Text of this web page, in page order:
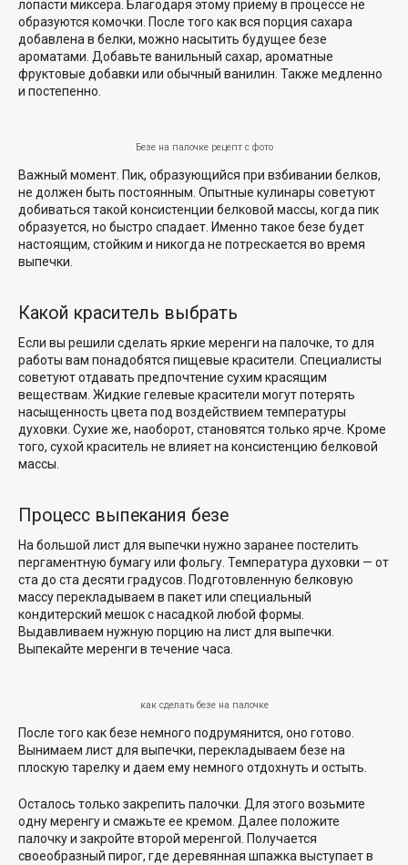
лопасти миксера. Благодаря этому приему в процессе не
образуются комочки. После того как вся порция сахара
добавлена в белки, можно насытить будущее безе
ароматами. Добавьте ванильный сахар, ароматные
фруктовые добавки или обычный ванилин. Также медленно
и постепенно.
Безе на палочке рецепт с фото
Важный момент. Пик, образующийся при взбивании белков,
не должен быть постоянным. Опытные кулинары советуют
добиваться такой консистенции белковой массы, когда пик
образуется, но быстро спадает. Именно такое безе будет
настоящим, стойким и никогда не потрескается во время
выпечки.
Какой краситель выбрать
Если вы решили сделать яркие меренги на палочке, то для
работы вам понадобятся пищевые красители. Специалисты
советуют отдавать предпочтение сухим красящим
веществам. Жидкие гелевые красители могут потерять
насыщенность цвета под воздействием температуры
духовки. Сухие же, наоборот, становятся только ярче. Кроме
того, сухой краситель не влияет на консистенцию белковой
массы.
Процесс выпекания безе
На большой лист для выпечки нужно заранее постелить
пергаментную бумагу или фольгу. Температура духовки — от
ста до ста десяти градусов. Подготовленную белковую
массу перекладываем в пакет или специальный
кондитерский мешок с насадкой любой формы.
Выдавливаем нужную порцию на лист для выпечки.
Выпекайте меренги в течение часа.
как сделать безе на палочке
После того как безе немного подрумянится, оно готово.
Вынимаем лист для выпечки, перекладываем безе на
плоскую тарелку и даем ему немного отдохнуть и остыть.
Осталось только закрепить палочки. Для этого возьмите
одну меренгу и смажьте ее кремом. Далее положите
палочку и закройте второй меренгой. Получается
своеобразный пирог, где деревянная шпажка выступает в